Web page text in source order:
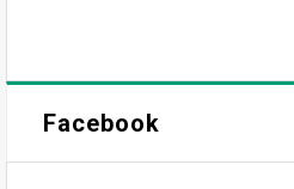
Facebook